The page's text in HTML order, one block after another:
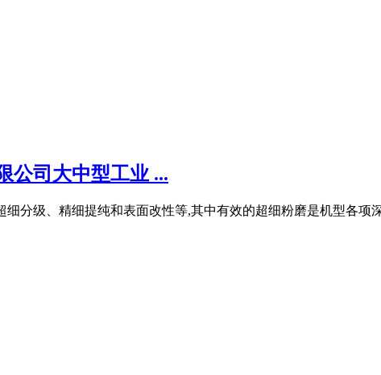
公司大中型工业 ...
分级、精细提纯和表面改性等,其中有效的超细粉磨是机型各项